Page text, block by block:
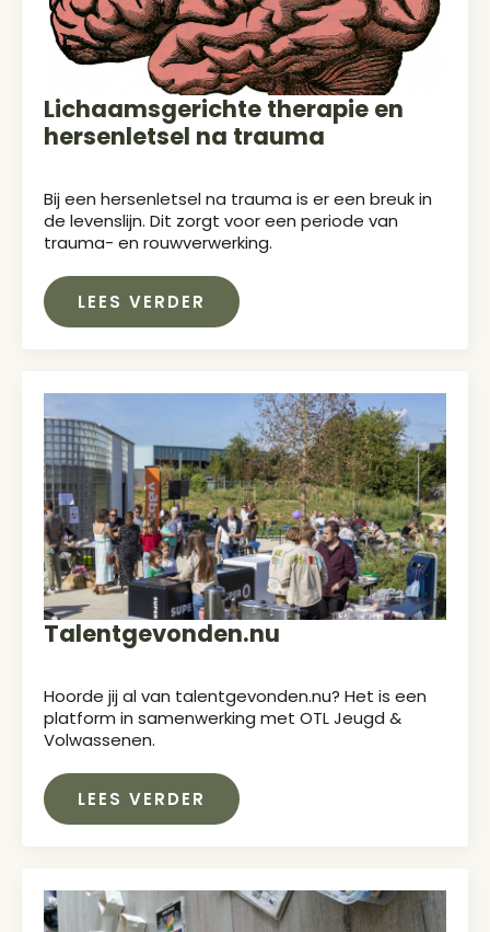
Lichaamsgerichte therapie en
hersenletsel na trauma
Bij een hersenletsel na trauma is er een breuk in
de levenslijn. Dit zorgt voor een periode van
trauma- en rouwverwerking.
LEES VERDER
Talentgevonden.nu
Hoorde jij al van talentgevonden.nu? Het is een
platform in samenwerking met OTL Jeugd &
Volwassenen.
LEES VERDER